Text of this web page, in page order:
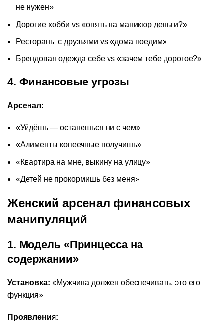
не нужен»
Дорогие хобби vs «опять на маникюр деньги?»
Рестораны с друзьями vs «дома поедим»
Брендовая одежда себе vs «зачем тебе дорогое?»
4. Финансовые угрозы
Арсенал:
«Уйдёшь — останешься ни с чем»
«Алименты копеечные получишь»
«Квартира на мне, выкину на улицу»
«Детей не прокормишь без меня»
Женский арсенал финансовых
манипуляций
1. Модель «Принцесса на
содержании»
Установка: «Мужчина должен обеспечивать, это его
функция»
Проявления: